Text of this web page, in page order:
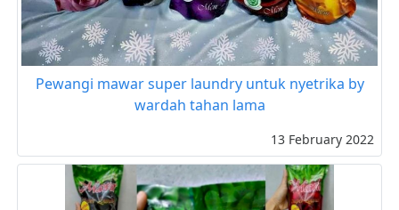
Pewangi mawar super laundry untuk nyetrika by
wardah tahan lama
13 February 2022